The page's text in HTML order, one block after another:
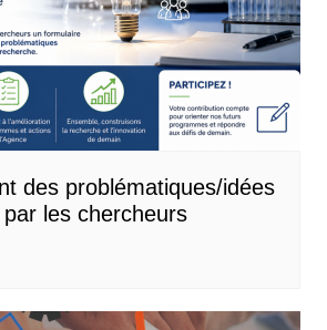
des problématiques/idées
les chercheurs